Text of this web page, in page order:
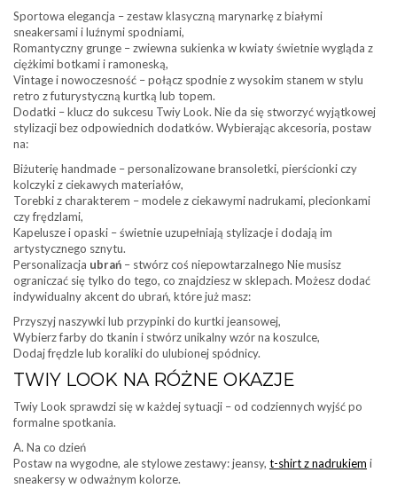
Sportowa elegancja – zestaw klasyczną marynarkę z białymi
sneakersami i luźnymi spodniami,
Romantyczny grunge – zwiewna sukienka w kwiaty świetnie wygląda z
ciężkimi botkami i ramoneską,
Vintage i nowoczesność – połącz spodnie z wysokim stanem w stylu
retro z futurystyczną kurtką lub topem.
Dodatki – klucz do sukcesu Twiy Look. Nie da się stworzyć wyjątkowej
stylizacji bez odpowiednich dodatków. Wybierając akcesoria, postaw
na:
Biżuterię handmade – personalizowane bransoletki, pierścionki czy
kolczyki z ciekawych materiałów,
Torebki z charakterem – modele z ciekawymi nadrukami, plecionkami
czy frędzlami,
Kapelusze i opaski – świetnie uzupełniają stylizacje i dodają im
artystycznego sznytu.
Personalizacja ubrań – stwórz coś niepowtarzalnego Nie musisz
ograniczać się tylko do tego, co znajdziesz w sklepach. Możesz dodać
indywidualny akcent do ubrań, które już masz:
Przyszyj naszywki lub przypinki do kurtki jeansowej,
Wybierz farby do tkanin i stwórz unikalny wzór na koszulce,
Dodaj frędzle lub koraliki do ulubionej spódnicy.
TWIY LOOK NA RÓŻNE OKAZJE
Twiy Look sprawdzi się w każdej sytuacji – od codziennych wyjść po
formalne spotkania.
A. Na co dzień
Postaw na wygodne, ale stylowe zestawy: jeansy, t-shirt z nadrukiem i
sneakersy w odważnym kolorze.